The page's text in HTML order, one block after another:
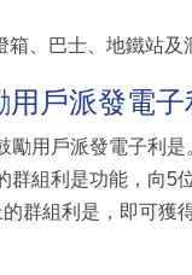
箱、巴士、地鐵站及
用戶派發電子
勵用戶派發電子利
群組利是功能，向5
群組利是，即可獲